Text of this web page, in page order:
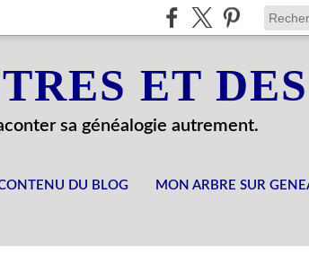
ET
sa généalogie autrement.
DU BLOG MON ARBRE SUR